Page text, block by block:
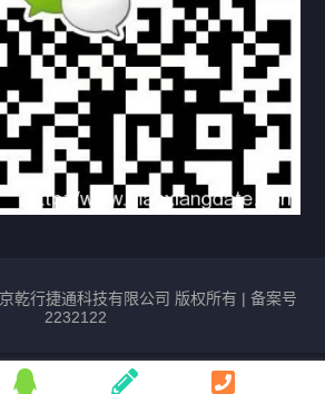
里巴巴国际站多项年度荣誉，持续引
新闻中心 信创服务器国产服务器
为入选2024年Gartner®企业网络技
新闻中心
乾行捷通科技有限公司 版权所有 | 备案号
2232122